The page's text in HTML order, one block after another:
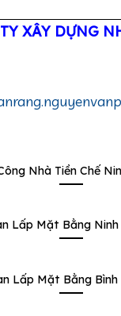
XÂY DỰNG
Nhà Tiền Chế
Lấp Mặt Bằng Ninh
Lấp Mặt Bằng Bình